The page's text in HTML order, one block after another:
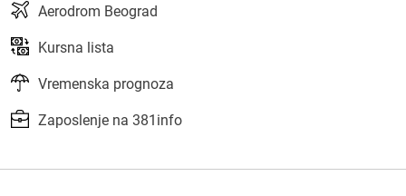
Aerodrom Beograd
Kursna lista
Vremenska prognoza
Zaposlenje na 381info